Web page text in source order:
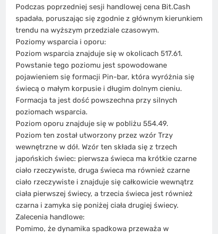
Podczas poprzedniej sesji handlowej cena Bit.Cash
spadała, poruszając się zgodnie z głównym kierunkiem
trendu na wyższym przedziale czasowym.
Poziomy wsparcia i oporu:
Poziom wsparcia znajduje się w okolicach 517.61.
Powstanie tego poziomu jest spowodowane
pojawieniem się formacji Pin-bar, która wyróżnia się
świecą o małym korpusie i długim dolnym cieniu.
Formacja ta jest dość powszechna przy silnych
poziomach wsparcia.
Poziom oporu znajduje się w pobliżu 554.49.
Poziom ten został utworzony przez wzór Trzy
wewnętrzne w dół. Wzór ten składa się z trzech
japońskich świec: pierwsza świeca ma krótkie czarne
ciało rzeczywiste, druga świeca ma również czarne
ciało rzeczywiste i znajduje się całkowicie wewnątrz
ciała pierwszej świecy, a trzecia świeca jest również
czarna i zamyka się poniżej ciała drugiej świecy.
Zalecenia handlowe:
Pomimo, że dynamika spadkowa przeważa w